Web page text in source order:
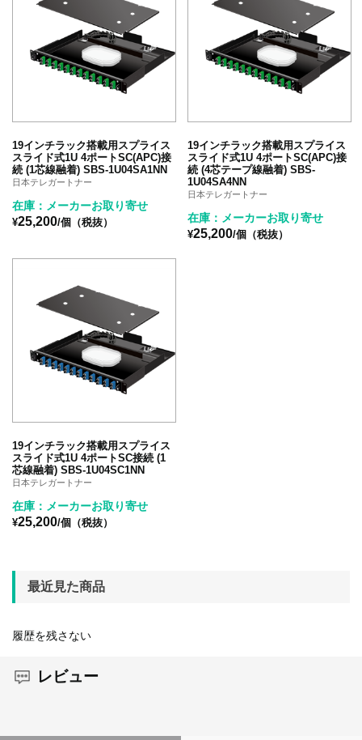
19インチラック搭載用スプライス
スライド式1U 4ポートSC(APC)接
続 (1芯線融着) SBS-1U04SA1NN
日本テレガートナー
在庫：メーカーお取り寄せ
¥25,200/個（税抜）
19インチラック搭載用スプライス
スライド式1U 4ポートSC(APC)接
続 (4芯テープ線融着) SBS-
1U04SA4NN
日本テレガートナー
在庫：メーカーお取り寄せ
¥25,200/個（税抜）
19インチラック搭載用スプライス
スライド式1U 4ポートSC接続 (1
芯線融着) SBS-1U04SC1NN
日本テレガートナー
在庫：メーカーお取り寄せ
¥25,200/個（税抜）
最近見た商品
履歴を残さない
レビュー